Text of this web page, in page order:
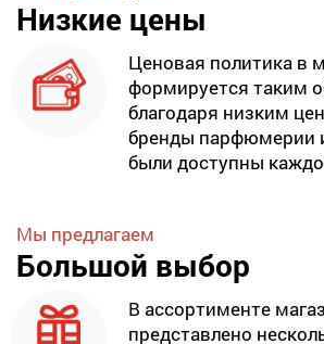
Низкие цены
Ценовая политика в
формируется таким
благодаря низким
бренды парфюмерии
были доступны
Мы предлагаем
Большой выбор
В ассортименте
представлено